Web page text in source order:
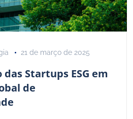
21 de março de 2025
Startups ESG em
de